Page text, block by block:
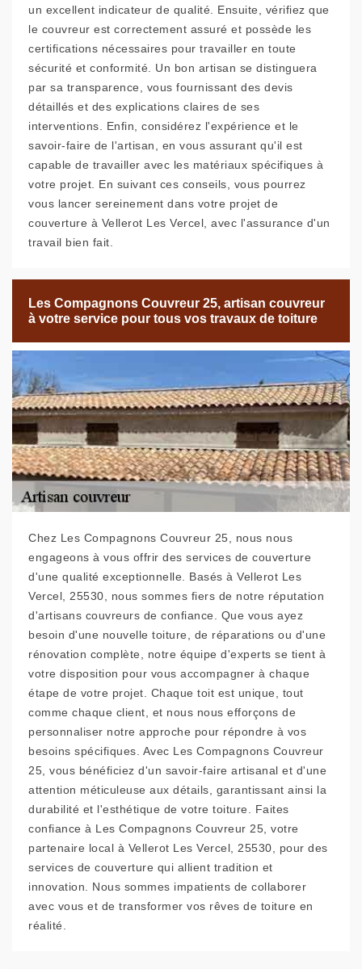
un excellent indicateur de qualité. Ensuite, vérifiez que
le couvreur est correctement assuré et possède les
certifications nécessaires pour travailler en toute
sécurité et conformité. Un bon artisan se distinguera
par sa transparence, vous fournissant des devis
détaillés et des explications claires de ses
interventions. Enfin, considérez l'expérience et le
savoir-faire de l'artisan, en vous assurant qu'il est
capable de travailler avec les matériaux spécifiques à
votre projet. En suivant ces conseils, vous pourrez
vous lancer sereinement dans votre projet de
couverture à Vellerot Les Vercel, avec l'assurance d'un
travail bien fait.
Les Compagnons Couvreur 25, artisan couvreur
à votre service pour tous vos travaux de toiture
Chez Les Compagnons Couvreur 25, nous nous
engageons à vous offrir des services de couverture
d'une qualité exceptionnelle. Basés à Vellerot Les
Vercel, 25530, nous sommes fiers de notre réputation
d'artisans couvreurs de confiance. Que vous ayez
besoin d'une nouvelle toiture, de réparations ou d'une
rénovation complète, notre équipe d'experts se tient à
votre disposition pour vous accompagner à chaque
étape de votre projet. Chaque toit est unique, tout
comme chaque client, et nous nous efforçons de
personnaliser notre approche pour répondre à vos
besoins spécifiques. Avec Les Compagnons Couvreur
25, vous bénéficiez d'un savoir-faire artisanal et d'une
attention méticuleuse aux détails, garantissant ainsi la
durabilité et l'esthétique de votre toiture. Faites
confiance à Les Compagnons Couvreur 25, votre
partenaire local à Vellerot Les Vercel, 25530, pour des
services de couverture qui allient tradition et
innovation. Nous sommes impatients de collaborer
avec vous et de transformer vos rêves de toiture en
réalité.